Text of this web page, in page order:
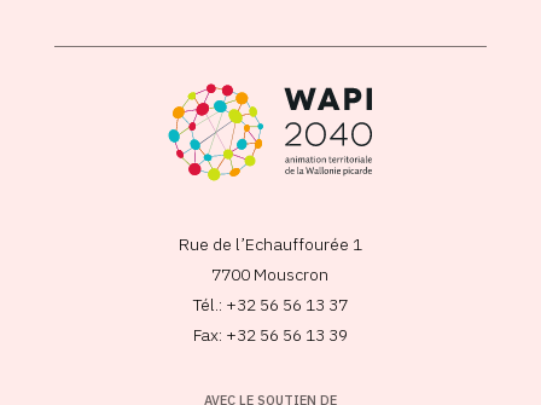
Rue de l’Echauffourée 1
7700 Mouscron
Tél.: +32 56 56 13 37
Fax: +32 56 56 13 39
AVEC LE SOUTIEN DE